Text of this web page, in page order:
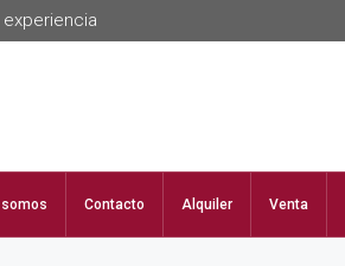
Contacto Alquiler Venta